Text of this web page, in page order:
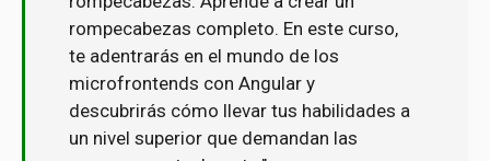
rompecabezas completo. En este curso,
te adentrarás en el mundo de los
microfrontends con Angular y
descubrirás cómo llevar tus habilidades a
un nivel superior que demandan las